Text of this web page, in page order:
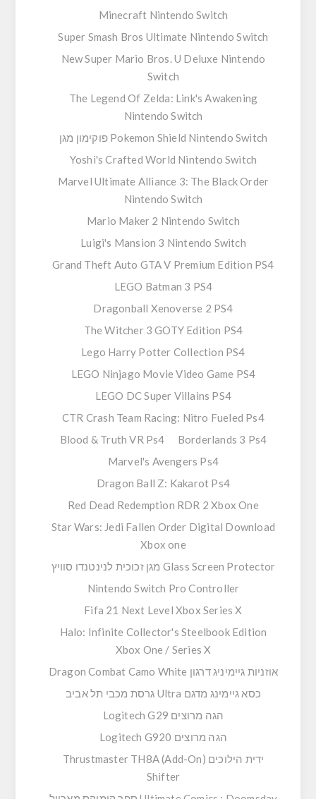
Minecraft Nintendo Switch
Super Smash Bros Ultimate Nintendo Switch
New Super Mario Bros. U Deluxe Nintendo
Switch
The Legend Of Zelda: Link's Awakening
Nintendo Switch
Pokemon Shield Nintendo Switch פוקימון מגן
Yoshi's Crafted World Nintendo Switch
Marvel Ultimate Alliance 3: The Black Order
Nintendo Switch
Mario Maker 2 Nintendo Switch
Luigi's Mansion 3 Nintendo Switch
Grand Theft Auto GTA V Premium Edition PS4
LEGO Batman 3 PS4
Dragonball Xenoverse 2 PS4
The Witcher 3 GOTY Edition PS4
Lego Harry Potter Collection PS4
LEGO Ninjago Movie Video Game PS4
LEGO DC Super Villains PS4
CTR Crash Team Racing: Nitro Fueled Ps4
Borderlands 3 Ps4
Blood & Truth VR Ps4
Marvel's Avengers Ps4
Dragon Ball Z: Kakarot Ps4
Red Dead Redemption RDR 2 Xbox One
Star Wars: Jedi Fallen Order Digital Download
Xbox one
Glass Screen Protector מגן זכוכית לנינטנדו סוויץ
Nintendo Switch Pro Controller
Fifa 21 Next Level Xbox Series X
Halo: Infinite Collector's Steelbook Edition
Xbox One / Series X
אוזניות גיימיניג דרגון Dragon Combat Camo White
כסא גיימינג מדגם Ultra גרסת מכבי תל אביב
הגה מרוצים Logitech G29
הגה מרוצים Logitech G920
ידית הילוכים Thrustmaster TH8A (Add-On)
Shifter